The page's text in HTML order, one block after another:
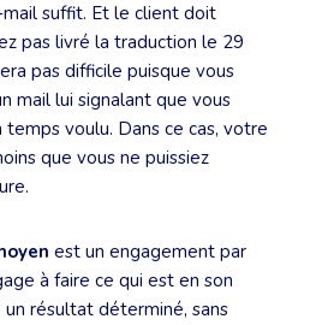
suffit. Et le client doit
pas livré la traduction le 29
pas difficile puisque vous
mail lui signalant que vous
temps voulu. Dans ce cas, votre
que vous ne puissiez
est un engagement par
à faire ce qui est en son
résultat déterminé, sans